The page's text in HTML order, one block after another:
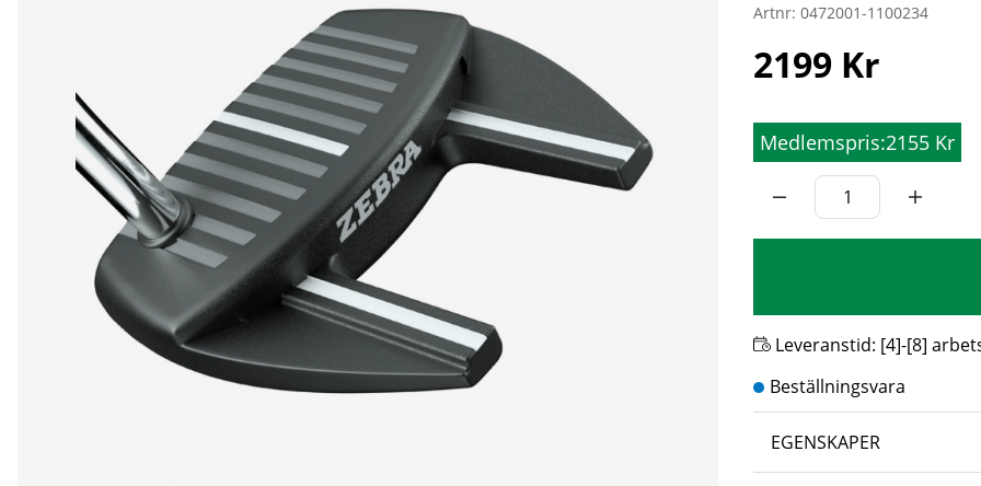
Artnr: 0472001-1100234
2199 Kr
Medlemspris:2155 Kr
Leveranstid: [4]-[8]
EGENSKAPER